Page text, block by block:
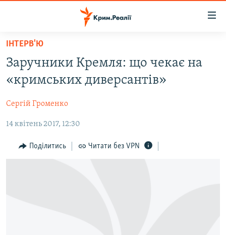
Перейти
основного
матеріалу
Перейти
до
навігації
Перейти
ВОДА.КРИМ
ВІДЕО ТА ФОТО
ПОЛІТИКА
БЛОГИ
ПОГЛЯД
ІНТЕРВ'Ю
Заручники Кремля: що чекає на
«кримських диверсантів»
Сергій Громенко
14 квітень 2017, 12:30
Поділитись Читати без VPN